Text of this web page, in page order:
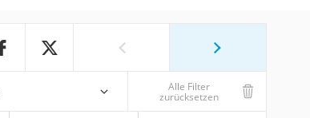
Alle Filter
zurücksetzen